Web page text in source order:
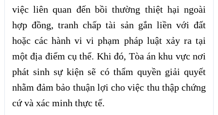
việc liên quan đến bồi thường thiệt hại ngoài
hợp đồng, tranh chấp tài sản gắn liền với đất
hoặc các hành vi vi phạm pháp luật xảy ra tại
một địa điểm cụ thể. Khi đó, Tòa án khu vực nơi
phát sinh sự kiện sẽ có thẩm quyền giải quyết
nhằm đảm bảo thuận lợi cho việc thu thập chứng
cứ và xác minh thực tế.